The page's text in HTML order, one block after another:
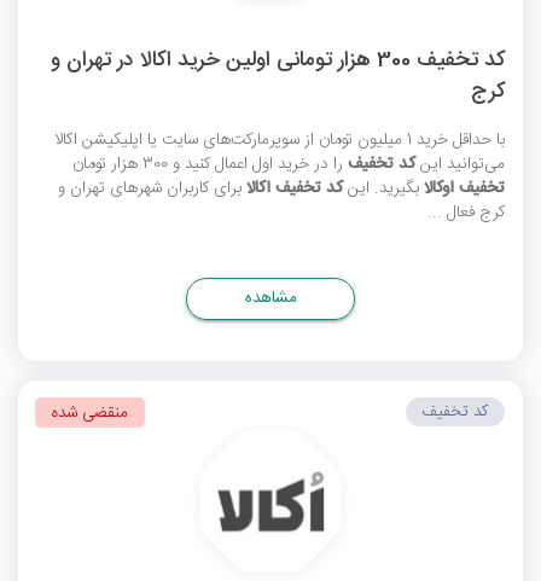
کد تخفیف 300 هزار تومانی اولین خرید اکالا در تهران و
کرج
با حداقل خرید 1 میلیون تومان از سوپرمارکت‌های سایت یا اپلیکیشن اکالا
می‌توانید اینکد تخفیف را در خرید اول اعمال کنید و 300 هزار تومان
تخفیف اوکالابگیرید. اینکد تخفیف اکالابرای کاربران شهرهای تهران و
کرج فعال ...
مشاهده
کد تخفیف منقضی شده